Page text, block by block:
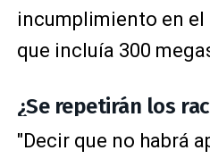
incumplimiento en el
que incluía 300
¿Se repetirán los
"Decir que no habrá